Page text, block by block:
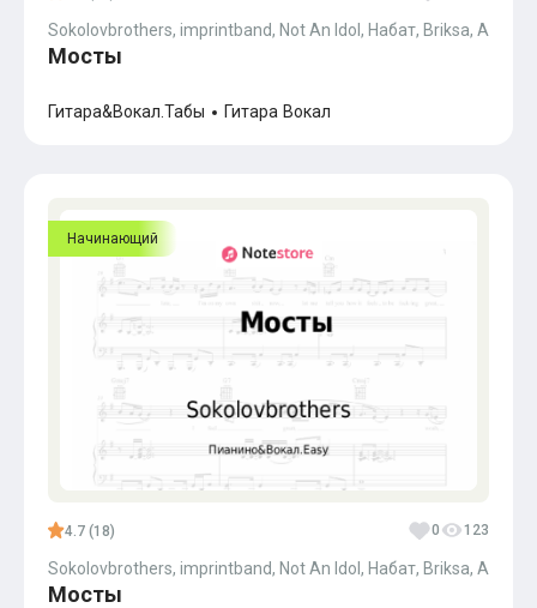
Популярное
Бесплатные
Sokolovbrothers, imprintband, Not An Idol, Набат, Briksa, Andrei
Мосты
Гитара&Вокал.Табы Гитара Вокал
Начинающий
4.7 (18) 0 123
Sokolovbrothers, imprintband, Not An Idol, Набат, Briksa, Andrei
Мосты